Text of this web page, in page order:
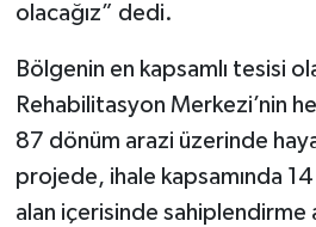
olacağız” dedi.
Bölgenin en kapsamlı tesisi
Rehabilitasyon Merkezi’nin
87 dönüm arazi üzerinde
projede, ihale kapsamında
alan içerisinde sahiplendirme